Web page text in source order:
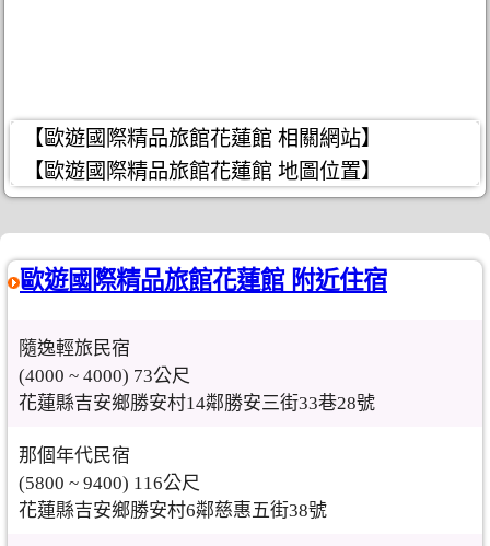
【歐遊國際精品旅館花蓮館 相關網站】
【歐遊國際精品旅館花蓮館 地圖位置】
歐遊國際精品旅館花蓮館 附近住宿
隨逸輕旅民宿
(4000 ~ 4000) 73公尺
花蓮縣吉安鄉勝安村14鄰勝安三街33巷28號
那個年代民宿
(5800 ~ 9400) 116公尺
花蓮縣吉安鄉勝安村6鄰慈惠五街38號